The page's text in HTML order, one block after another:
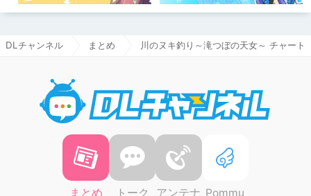
DLチャンネル まとめ 川のヌキ釣り～滝つぼの天女～ チャート
まとめ トーク アンテナ Pommu